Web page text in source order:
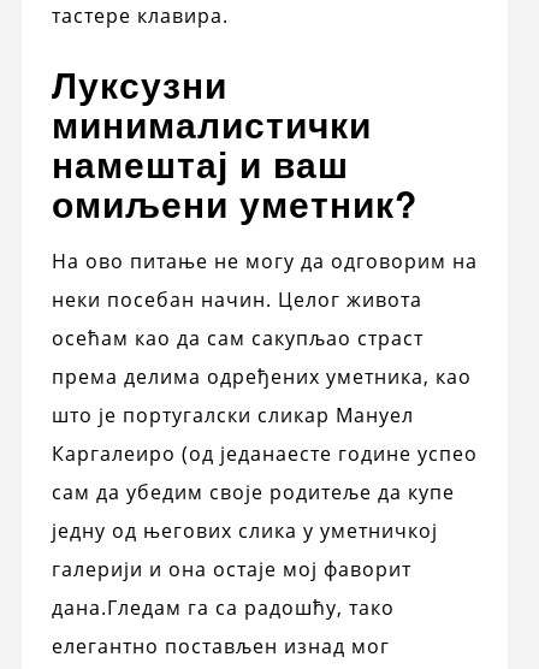
тастере клавира.
Луксузни
минималистички
намештај и ваш
омиљени уметник?
На ово питање не могу да одговорим на
неки посебан начин. Целог живота
осећам као да сам сакупљао страст
према делима одређених уметника, као
што је португалски сликар Мануел
Каргалеиро (од једанаесте године успео
сам да убедим своје родитеље да купе
једну од његових слика у уметничкој
галерији и она остаје мој фаворит
дана.Гледам га са радошћу, тако
елегантно постављен изнад мог